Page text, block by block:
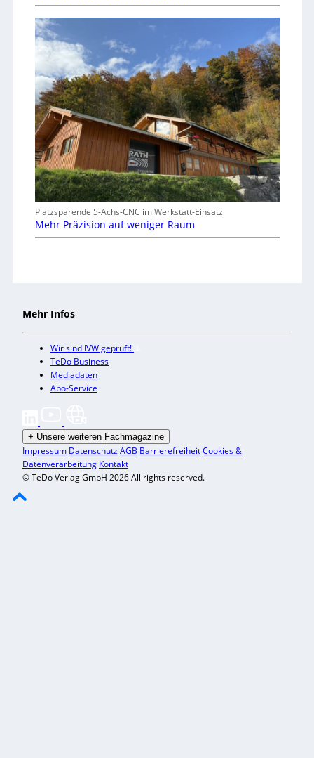
Platzsparende 5-Achs-CNC im Werkstatt-Einsatz
Mehr Präzision auf weniger Raum
Mehr Infos
Wir sind IVW geprüft!
TeDo Business
Mediadaten
Abo-Service
+ Unsere weiteren Fachmagazine
Impressum DatenschutzAGB BarrierefreiheitCookies &
Datenverarbeitung Kontakt
© TeDo Verlag GmbH 2026 All rights reserved.